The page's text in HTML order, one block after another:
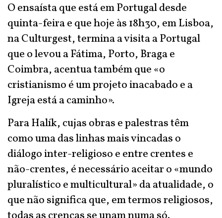
O ensaísta que está em Portugal desde
quinta-feira e que hoje às 18h30, em Lisboa,
na Culturgest, termina a visita a Portugal
que o levou a Fátima, Porto, Braga e
Coimbra, acentua também que «o
cristianismo é um projeto inacabado e a
Igreja está a caminho».
Para Halík, cujas obras e palestras têm
como uma das linhas mais vincadas o
diálogo inter-religioso e entre crentes e
não-crentes, é necessário aceitar o «mundo
pluralístico e multicultural» da atualidade, o
que não significa que, em termos religiosos,